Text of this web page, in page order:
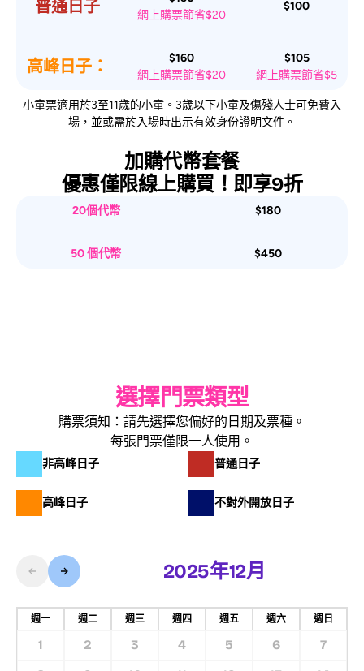
普通日子
網上購票節省$20
$100
高峰日子：
$160
網上購票節省$20
$105
網上購票節省$5
小童票適用於3至11歲的小童。3歲以下小童及傷殘人士可免費入
場，並或需於入場時出示有效身份證明文件。
加購代幣套餐
優惠僅限線上購買！即享9折
20個代幣 $180
50個代幣 $450
選擇門票類型
購票須知：請先選擇您偏好的日期及票種。
每張門票僅限一人使用。
非高峰日子 普通日子
高峰日子 不對外開放日子
2025年12月
週一 週二 週三 週四 週五 週六 週日
1 2 3 4 5 6
7